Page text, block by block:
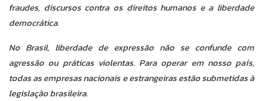
fraudes, discursos contra os direitos humanos e a liberdade
democrática.
No Brasil, liberdade de expressão não se confunde com
agressão ou práticas violentas. Para operar em nosso país,
todas as empresas nacionais e estrangeiras estão submetidas à
legislação brasileira.